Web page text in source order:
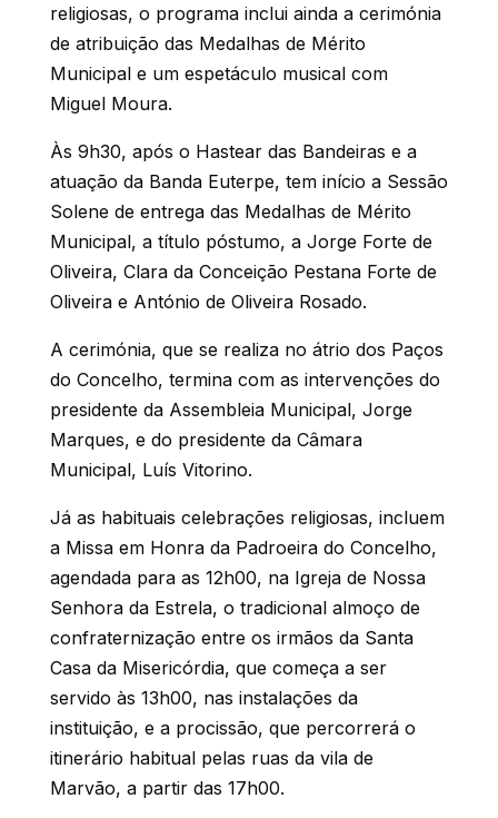
religiosas, o programa inclui ainda a cerimónia
de atribuição das Medalhas de Mérito
Municipal e um espetáculo musical com
Miguel Moura.
Às 9h30, após o Hastear das Bandeiras e a
atuação da Banda Euterpe, tem início a Sessão
Solene de entrega das Medalhas de Mérito
Municipal, a título póstumo, a Jorge Forte de
Oliveira, Clara da Conceição Pestana Forte de
Oliveira e António de Oliveira Rosado.
A cerimónia, que se realiza no átrio dos Paços
do Concelho, termina com as intervenções do
presidente da Assembleia Municipal, Jorge
Marques, e do presidente da Câmara
Municipal, Luís Vitorino.
Já as habituais celebrações religiosas, incluem
a Missa em Honra da Padroeira do Concelho,
agendada para as 12h00, na Igreja de Nossa
Senhora da Estrela, o tradicional almoço de
confraternização entre os irmãos da Santa
Casa da Misericórdia, que começa a ser
servido às 13h00, nas instalações da
instituição, e a procissão, que percorrerá o
itinerário habitual pelas ruas da vila de
Marvão, a partir das 17h00.